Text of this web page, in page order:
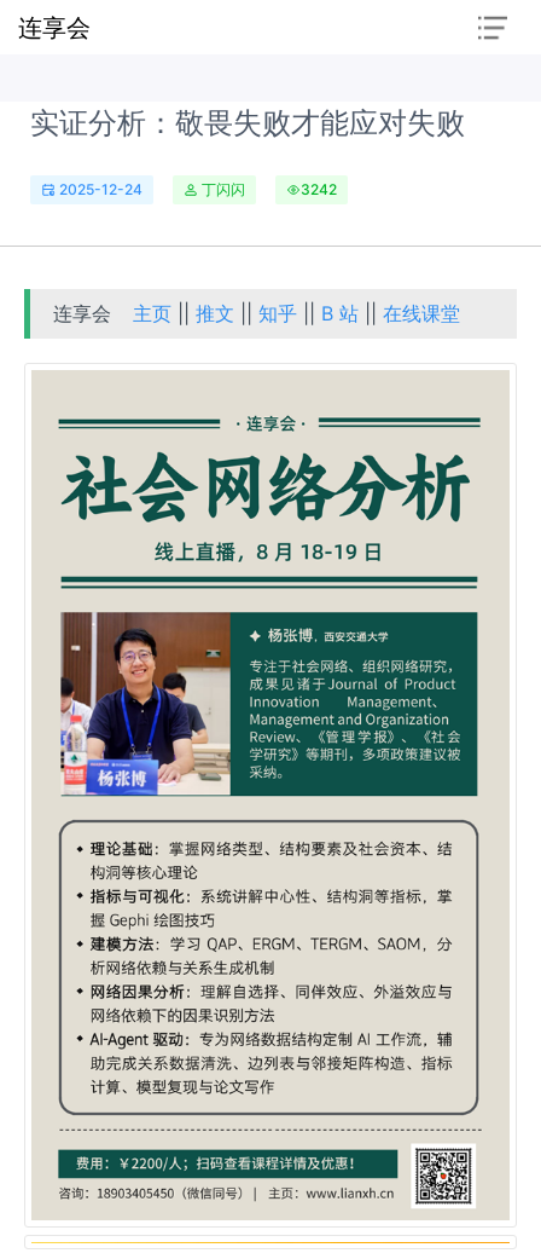
连享会
实证分析：敬畏失败才能应对失败
2025-12-24 丁闪闪 3242
连享会 主页 ||推文 ||知乎 B 站 ||在线课堂